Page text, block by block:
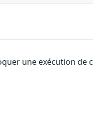
une exécution de